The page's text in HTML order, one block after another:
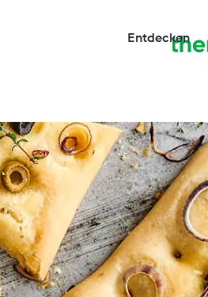
Entdecken